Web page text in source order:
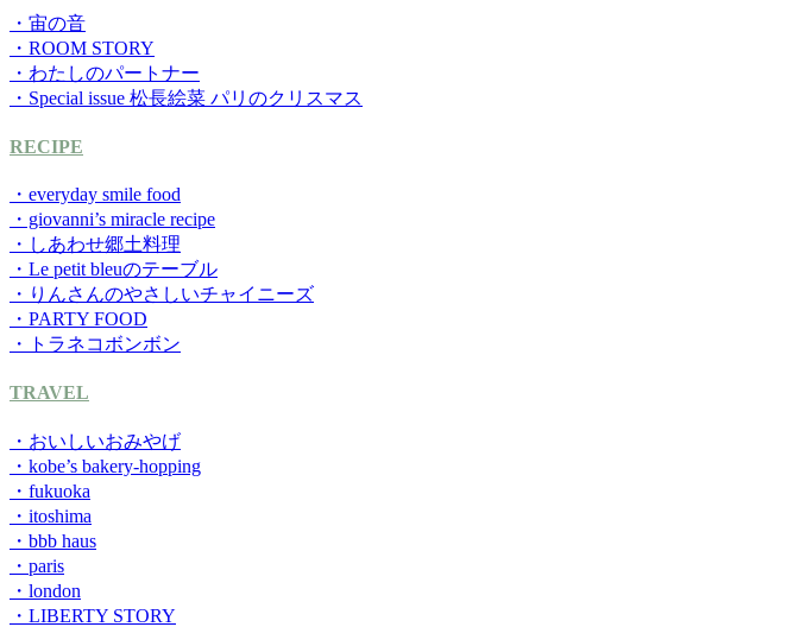
・宙の音
・ROOM STORY
・わたしのパートナー
・Special issue 松長絵菜 パリのクリスマス
RECIPE
・everyday smile food
・giovanni’s miracle recipe
・しあわせ郷土料理
・Le petit bleuのテーブル
・りんさんのやさしいチャイニーズ
・PARTY FOOD
・トラネコボンボン
TRAVEL
・おいしいおみやげ
・kobe’s bakery-hopping
・fukuoka
・itoshima
・bbb haus
・paris
・london
・LIBERTY STORY